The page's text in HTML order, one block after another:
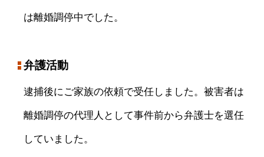
は離婚調停中でした。
弁護活動
逮捕後にご家族の依頼で受任しました。被害者は
離婚調停の代理人として事件前から弁護士を選任
していました。